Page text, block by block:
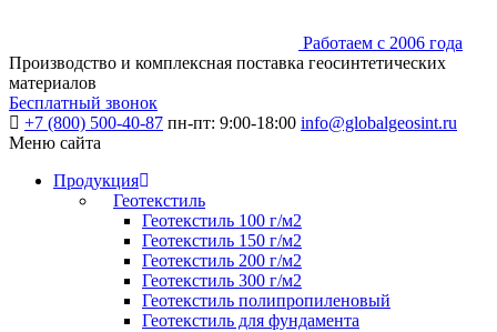
Работаем с 2006 года
Производство и комплексная поставка геосинтетических
материалов
Бесплатный звонок
+7 (800) 500-40-87 пн-пт: 9:00-18:00 info@globalgeosint.ru
Меню сайта
Продукция
Геотекстиль
Геотекстиль 100 г/м2
Геотекстиль 150 г/м2
Геотекстиль 200 г/м2
Геотекстиль 300 г/м2
Геотекстиль полипропиленовый
Геотекстиль для фундамента